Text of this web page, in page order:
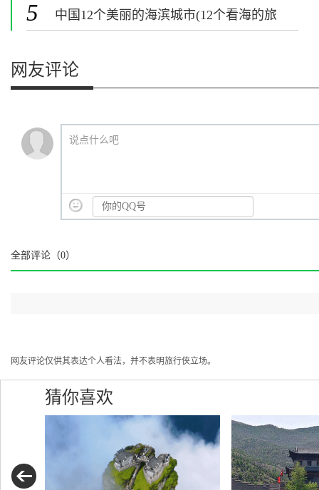
5
中国12个美丽的海滨城市(12个看海的旅
游景点)
网友评论
说点什么吧
全部评论（0）
网友评论仅供其表达个人看法，并不表明旅行侠立场。
猜你喜欢